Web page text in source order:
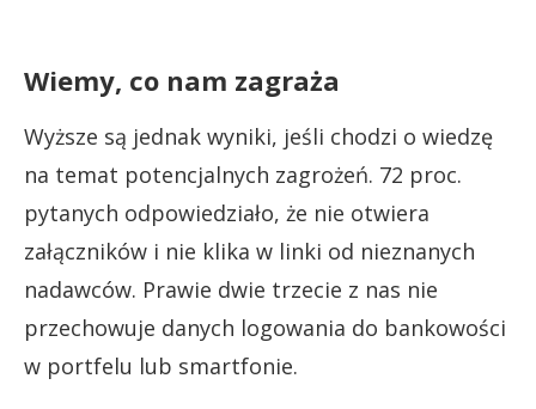
Wiemy, co nam zagraża
Wyższe są jednak wyniki, jeśli chodzi o wiedzę
na temat potencjalnych zagrożeń. 72 proc.
pytanych odpowiedziało, że nie otwiera
załączników i nie klika w linki od nieznanych
nadawców. Prawie dwie trzecie z nas nie
przechowuje danych logowania do bankowości
w portfelu lub smartfonie.